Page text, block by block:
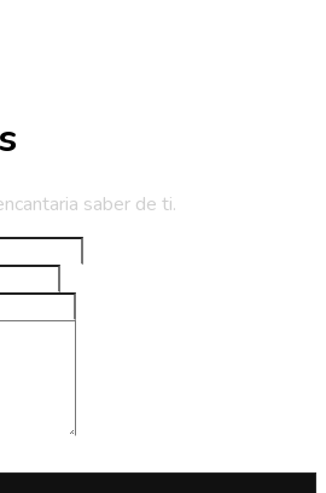
saber de ti.